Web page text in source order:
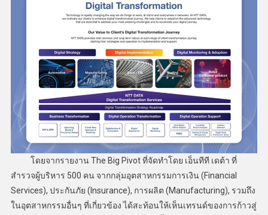
โดยจากรายงาน The Big Pivot ที่จัดทำโดย เอ็นทีที เดต้า ที่
สำรวจผู้บริหาร 500 คน จากกลุ่มอุตสาหกรรมการเงิน (Financial
Services), ประกันภัย (Insurance), การผลิต (Manufacturing), รวมถึง
ในอุตสาหกรรมอื่นๆ ที่เกี่ยวข้อง ได้สะท้อนให้เห็นเทรนด์ของการก้าวสู่